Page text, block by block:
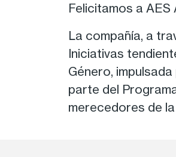
Felicitamos a
La compañía, a
Iniciativas
Género,
parte del
merecedores de